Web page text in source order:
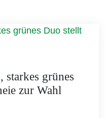
starkes grünes
zur Wahl